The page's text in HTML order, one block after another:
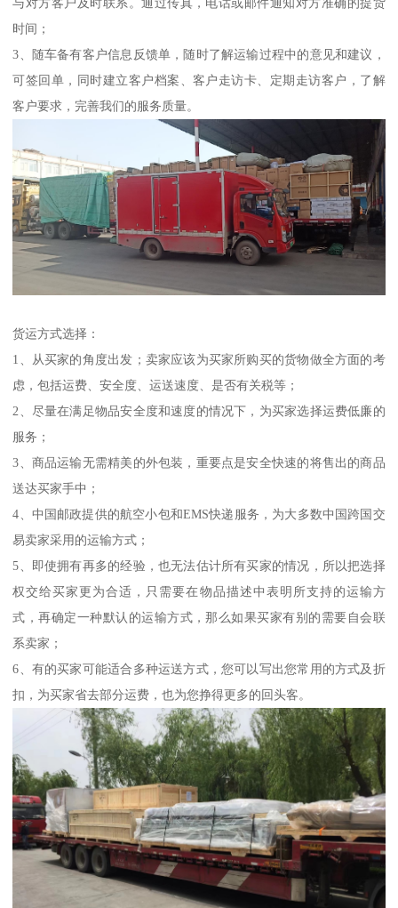
时间；
3、随车备有客户信息反馈单，随时了解运输过程中的意见和建议，
可签回单，同时建立客户档案、客户走访卡、定期走访客户，了解
客户要求，完善我们的服务质量。
货运方式选择：
1、从买家的角度出发；卖家应该为买家所购买的货物做全方面的考
虑，包括运费、安全度、运送速度、是否有关税等；
2、尽量在满足物品安全度和速度的情况下，为买家选择运费低廉的
服务；
3、商品运输无需精美的外包装，重要点是安全快速的将售出的商品
送达买家手中；
4、中国邮政提供的航空小包和EMS快递服务，为大多数中国跨国交
易卖家采用的运输方式；
5、即使拥有再多的经验，也无法估计所有买家的情况，所以把选择
权交给买家更为合适，只需要在物品描述中表明所支持的运输方
式，再确定一种默认的运输方式，那么如果买家有别的需要自会联
系卖家；
6、有的买家可能适合多种运送方式，您可以写出您常用的方式及折
扣，为买家省去部分运费，也为您挣得更多的回头客。